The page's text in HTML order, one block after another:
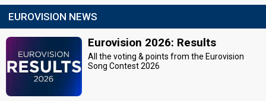
EUROVISION NEWS
Eurovision 2026: Results
All the voting & points from the Eurovision
Song Contest 2026